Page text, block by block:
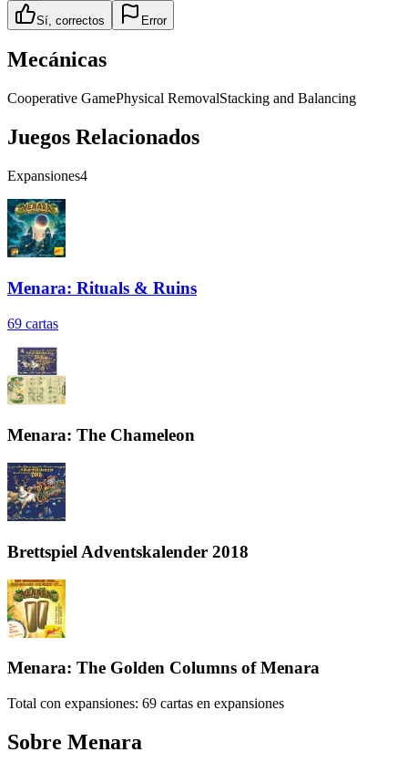
Sí, correctos Error
Mecánicas
Cooperative GamePhysical RemovalStacking and Balancing
Juegos Relacionados
Expansiones4
Menara: Rituals & Ruins
69 cartas
Menara: The Chameleon
Brettspiel Adventskalender 2018
Menara: The Golden Columns of Menara
Total con expansiones: 69 cartas en expansiones
Sobre Menara